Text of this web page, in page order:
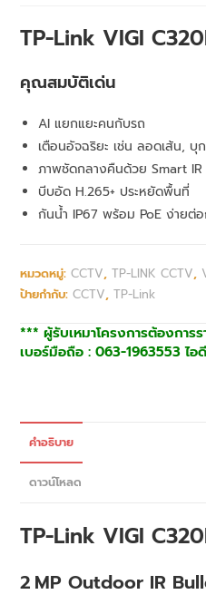
TP-Link VIGI
คุณสมบัติเด่น
AI แยกแยะคนกับรถ
เตือนอัจฉริยะ เช่น ลอดเส้น, บุ
ภาพชัดกลางคืนด้วย Smart IR
บีบอัด H.265+ ประหยัดพื้นที่
กันน้ำ IP67 พร้อม PoE ง่ายต่
หมวดหมู่:CCTV,TP-LINK CCTV,
ป้ายกำกับ:CCTV,TP-Link
*** ผู้รับเหมาโครงการต้องการ
เบอร์มือถือ : 063-1963553 ไ
คำอธิบาย
ดาวน์โหลด
TP-Link VIGI
2 MP Outdoor IR